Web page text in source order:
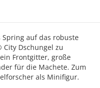
Spring auf das robuste
City Dschungel zu
Frontgitter, große
für die Machete. Zum
als Minifigur.